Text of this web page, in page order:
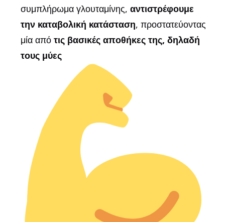
συμπλήρωμα γλουταμίνης, αντιστρέφουμε
την καταβολική κατάσταση, προστατεύοντας
μία από τις βασικές αποθήκες της, δηλαδή
τους μύες